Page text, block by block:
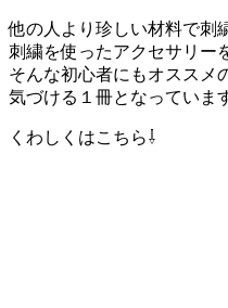
他の人より珍しい材料で刺
刺繍を使ったアクセサリー
そんな初心者にもオススメ
気づける１冊となっていま
くわしくはこちら⇩